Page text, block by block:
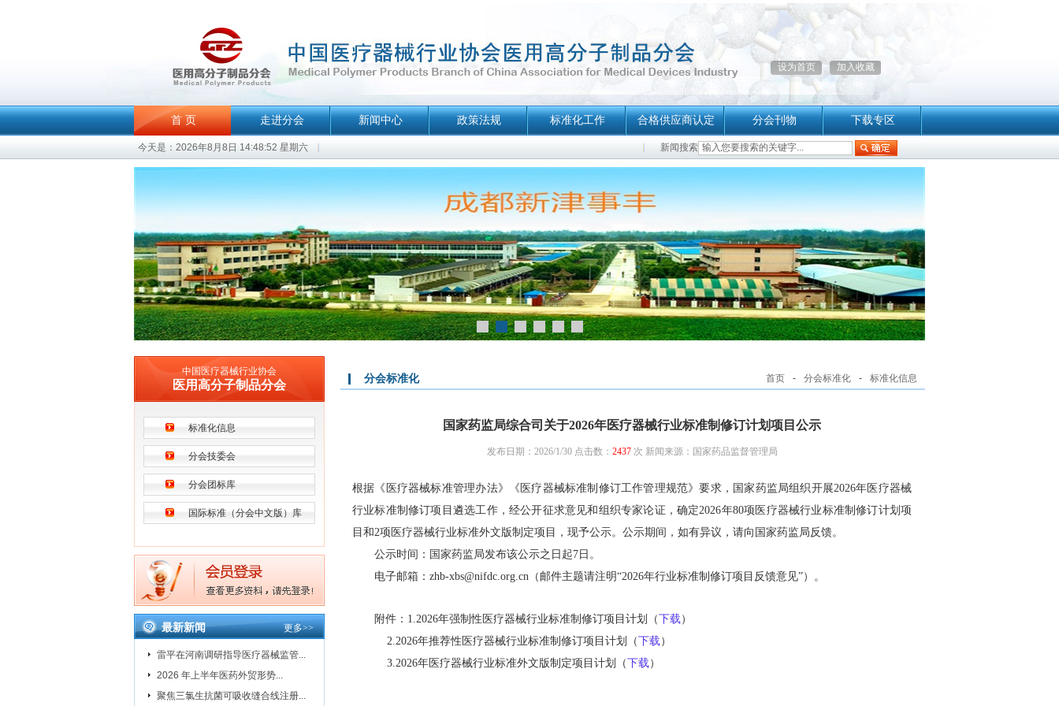
设为首页 加入收藏
首 页
今天是：2026年8月8日 14:48:52 星期六 新闻搜索
走进分会 新闻中心 政策法规 标准化工作 合格供应商认定 分会刊物 下载专区
中国医疗器械行业协会
医用高分子制品分会
标准化信息
分会技委会
分会团标库
国际标准（分会中文版）库
最新新闻 更多>>
雷平在河南调研指导医疗器械监管...
2026 年上半年医药外贸形势...
聚焦三氯生抗菌可吸收缝合线注册...
分会标准化 首页 - 分会标准化 - 标准化信息
国家药监局综合司关于2026年医疗器械行业标准制修订计划项目公示
发布日期：2026/1/30 点击数： 2437次 新闻来源：国家药品监督管理局
根据《医疗器械标准管理办法》《医疗器械标准制修订工作管理规范》要求，国家药监局组织开展2026年医疗器械
行业标准制修订项目遴选工作，经公开征求意见和组织专家论证，确定2026年80项医疗器械行业标准制修订计划项
目和2项医疗器械行业标准外文版制定项目，现予公示。公示期间，如有异议，请向国家药监局反馈。
公示时间：国家药监局发布该公示之日起7日。
电子邮箱：zhb-xbs@nifdc.org.cn（邮件主题请注明“2026年行业标准制修订项目反馈意见”）。
附件： 1.2026年强制性医疗器械行业标准制修订项目计划（下载）
2.2026年推荐性医疗器械行业标准制修订项目计划
（下载）
3.2026年医疗器械行业标准外文版制定项目计划
（下载）